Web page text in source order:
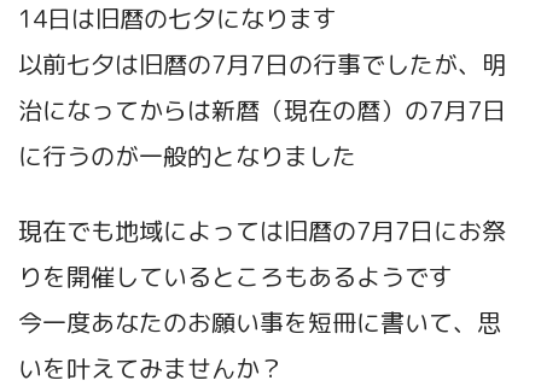
14日は旧暦の七夕になります
以前七夕は旧暦の7月7日の行事でしたが、明
治になってからは新暦（現在の暦）の7月7日
に行うのが一般的となりました
現在でも地域によっては旧暦の7月7日にお祭
りを開催しているところもあるようです
今一度あなたのお願い事を短冊に書いて、思
いを叶えてみませんか？